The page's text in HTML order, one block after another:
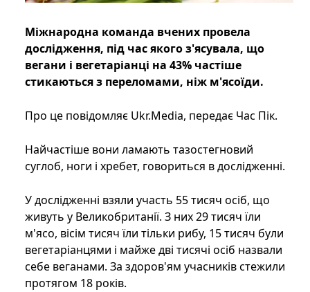
Міжнародна команда вчених провела
дослідження, під час якого з'ясувала, що
вегани і вегетаріанці на 43% частіше
стикаються з переломами, ніж м'ясоїди.
Про це повідомляє Ukr.Media, передає Час Пік.
Найчастіше вони ламають тазостегновий
суглоб, ноги і хребет, говориться в дослідженні.
У дослідженні взяли участь 55 тисяч осіб, що
живуть у Великобританії. З них 29 тисяч їли
м'ясо, вісім тисяч їли тільки рибу, 15 тисяч були
вегетаріанцями і майже дві тисячі осіб назвали
себе веганами. За здоров'ям учасників стежили
протягом 18 років.